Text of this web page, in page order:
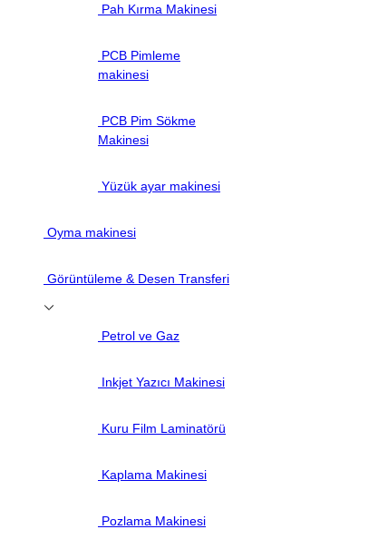
Pah Kırma Makinesi
PCB Pimleme
makinesi
PCB Pim Sökme
Makinesi
Yüzük ayar makinesi
Oyma makinesi
Görüntüleme & Desen Transferi
Petrol ve Gaz
Inkjet Yazıcı Makinesi
Kuru Film Laminatörü
Kaplama Makinesi
Pozlama Makinesi